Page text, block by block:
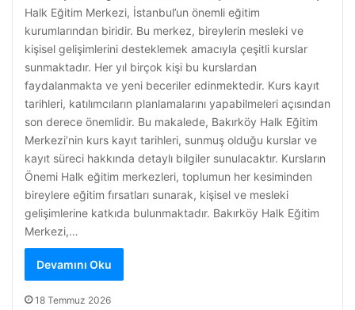
Halk Eğitim Merkezi, İstanbul’un önemli eğitim
kurumlarından biridir. Bu merkez, bireylerin mesleki ve
kişisel gelişimlerini desteklemek amacıyla çeşitli kurslar
sunmaktadır. Her yıl birçok kişi bu kurslardan
faydalanmakta ve yeni beceriler edinmektedir. Kurs kayıt
tarihleri, katılımcıların planlamalarını yapabilmeleri açısından
son derece önemlidir. Bu makalede, Bakırköy Halk Eğitim
Merkezi’nin kurs kayıt tarihleri, sunmuş olduğu kurslar ve
kayıt süreci hakkında detaylı bilgiler sunulacaktır. Kursların
Önemi Halk eğitim merkezleri, toplumun her kesiminden
bireylere eğitim fırsatları sunarak, kişisel ve mesleki
gelişimlerine katkıda bulunmaktadır. Bakırköy Halk Eğitim
Merkezi,…
Devamını Oku
18 Temmuz 2026